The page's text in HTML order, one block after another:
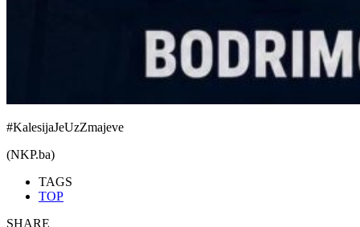
#KalesijaJeUzZmajeve
(NKP.ba)
TAGS
TOP
SHARE